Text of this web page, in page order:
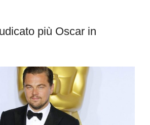
più Oscar in